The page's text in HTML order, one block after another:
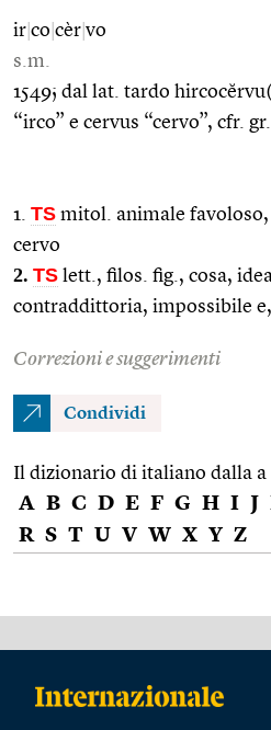
ir co cèr vo
s.m.
1549; dal lat. tardo
“irco” e cervus “cervo”, cfr.
1. TS mitol. animale favoloso,
cervo
2. TS lett., filos. fig., cosa,
contraddittoria, impossibile
Correzioni e suggerimenti
Condividi
Il dizionario di italiano dalla a
A B C D E F G H I J
R S T U V W X Y Z